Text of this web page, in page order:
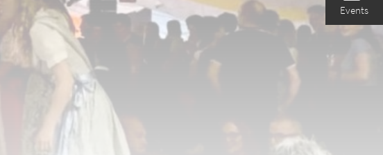
Events